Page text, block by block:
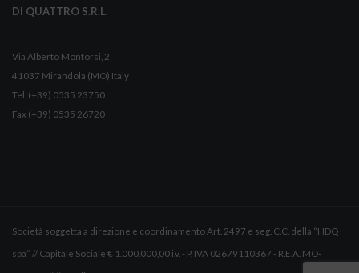
DI QUATTRO S.R.L.
Via Alberto Montorsi, 2
41037 Mirandola (MO) Italy
Tel. (+39) 0535 23750
Fax (+39) 0535 26720
Società soggetta a direzione e coordinamento Art. 2497 e seg. C.C. della “HDQ
spa” // Capitale Sociale € 1.000.000,00 i.v. - P. IVA 02679110367 - R.E.A. MO-